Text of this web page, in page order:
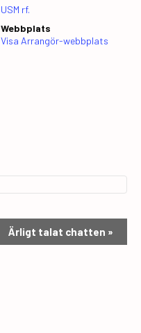
USM rf.
Webbplats
Visa Arrangör-webbplats
Ärligt talat chatten »